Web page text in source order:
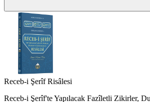
Receb-i Şerîf Risâlesi
Receb-i Şerîf'te Yapılacak Fazîletli Zikirler,